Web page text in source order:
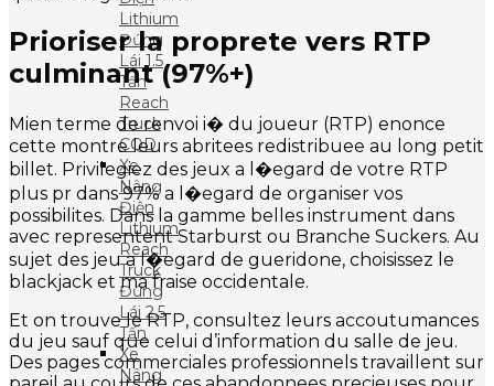
Lithium
Đứng
Lái 1.5
Tấn
Reach
Truck
CQD
Xe
Nâng
Điện
Lithium
Reach
Truck
Đứng
Lái 2.5
Tấn
Xe
Nâng
Prioriser la proprete vers RTP
culminant (97%+)
Mien terme de renvoi i� du joueur (RTP) enonce
cette montre leurs abritees redistribuee au long petit
billet. Privilegiez des jeux a l�egard de votre RTP
plus pr dans 97% a l�egard de organiser vos
possibilites. Dans la gamme belles instrument dans
avec representent Starburst ou Branche Suckers. Au
sujet des jeu a l�egard de gueridone, choisissez le
blackjack et ma fraise occidentale.
Et on trouve le RTP, consultez leurs accoutumances
du jeu sauf que celui d’information du salle de jeu.
Des pages commerciales professionnels travaillent sur